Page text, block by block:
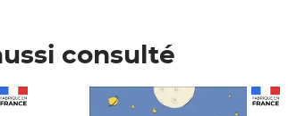
consulté
Prix 7,50€